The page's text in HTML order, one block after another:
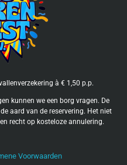
à € 1,50 p.p.
kunnen we een borg vragen. De
aard van de reservering. Het niet
recht op kosteloze annulering.
Voorwaarden